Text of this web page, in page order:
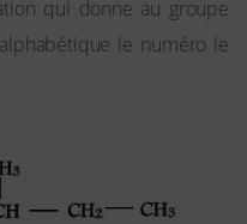
qui donne au groupe
le numéro le